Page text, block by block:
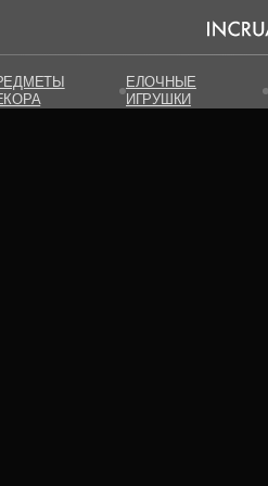
ЕЛОЧНЫЕ
ИГРУШКИ
ЕЛОЧНЫЕ
ИГРУШКИ